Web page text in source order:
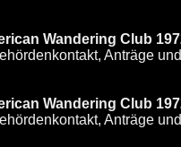
Wandering Club
Anträge
Wandering Club
Anträge